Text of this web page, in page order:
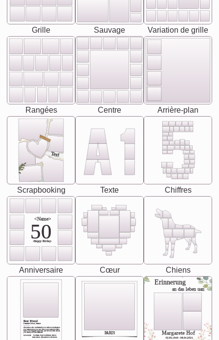
Grille Sauvage Variation de grille
Rangées Centre Arrière-plan
Text
Scrapbooking Texte Chiffres
<Name>
50
-Happy Birday-
Anniversaire Cœur Chiens
Best Friend
[<NAME>] Noun, feminie
Synonyms: Soulmate, closet confidante, sister at
heart person, life partner in adventure.
The person who understands you without explanation
you accepts just as you are. She's your partner in life's,
chaos your biggest supporter, and the one with whom
you share your best memories. PARIS
Erinnerung
an das leben uan
Margarete Hof
02.05.1940 - 08.04.2021